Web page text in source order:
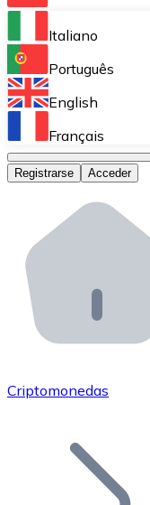
Bitnovo Ramp
Integra nuestra
Bitnovo Giftcards
Bitnovo OTC
Bitnovo ATM
Integra un
Bitnovo API
Integra nuestra
Únete a nuestra
Añade tu
Italiano
Português
English
Français
Registrarse Acceder
Criptomonedas